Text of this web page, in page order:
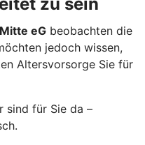
eG beobachten die
jedoch wissen,
Altersvorsorge Sie für
sind für Sie da –